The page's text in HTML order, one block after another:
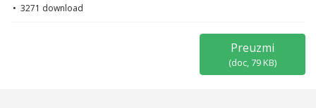
3271 download
Preuzmi
(doc,79 KB)